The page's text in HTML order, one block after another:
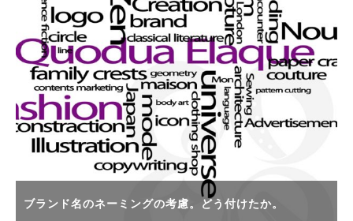
ブランド名のネーミングの考慮。どう付けたか。